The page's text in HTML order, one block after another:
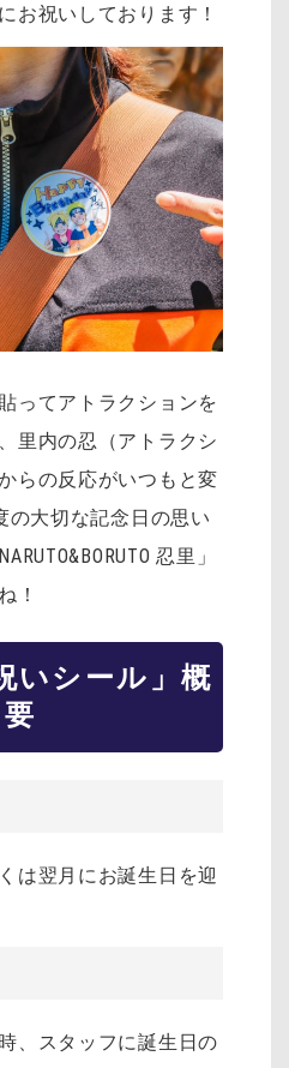
お祝いしております！
ってアトラクションを
里内の忍（アトラクシ
らの反応がいつもと変
の大切な記念日の思い
忍里」
！
いシール」概
要
は翌月にお誕生日を迎
、スタッフに誕生日の